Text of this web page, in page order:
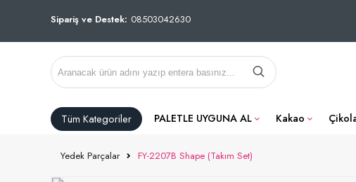
Sipariş ve Destek: 08503042630
Tüm Kategoriler PALETLE UYGUNA AL Kakao
Yedek Parçalar FY-2207B Shape (Takım Set)